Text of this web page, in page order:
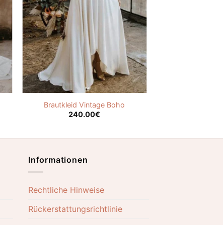
Brautkleid Vintage Boho
240.00€
Informationen
Rechtliche Hinweise
Rückerstattungsrichtlinie